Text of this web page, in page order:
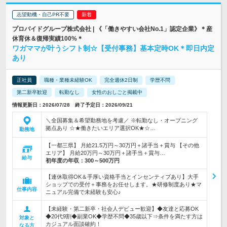
志望動機・自己PR不要
プロバイドグループ株式会社 | 《「働きやすい会社No.1」認定企業》＊産
休育休＆復帰実績100%＊
ワガママが叶うシフト制☆【受付事務】基本定時OK＊即日内定
あり
正社員 職種・業種未経験OK 完全週休2日制 学歴不問
第二新卒歓迎 転勤なし 女性のおしごと掲載中
情報更新日：2026/07/28 終了予定日：2026/09/21
勤務地
＼全国募集＆希望勤務地を考慮／ ※転勤なし・オープニング
拠点あり ☆★働きたいエリア選択OK★☆…
給与
【一都三県】 月給21.5万円～30万円＋諸手当＋賞与 【その他
エリア】 月給20万円～30万円＋諸手当＋賞与…
初年度の年収： 300～500万円
仕事内容
【連休取得OK＆手厚い資格手当とインセンティブあり】大手
ショップでの受付＋事務をお任せします。★研修制度あり★マ
ニュアル完備で未経験も安心♪
対象と
なる方
【未経験・第二新卒・社会人デビュー歓迎】◆友達と応募OK
◆20代9割◆副業OK◆学歴不問◆35歳以下⇒条件を満たす方は
カジュアル面談確約！